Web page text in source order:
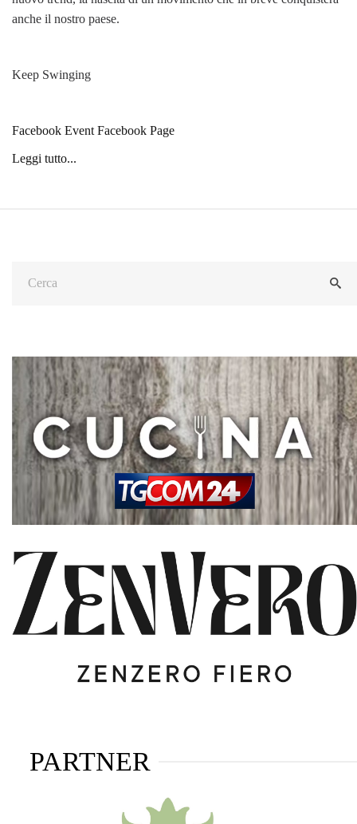
anche il nostro paese.
Keep Swinging
Facebook Event Facebook Page
Leggi tutto...
PARTNER